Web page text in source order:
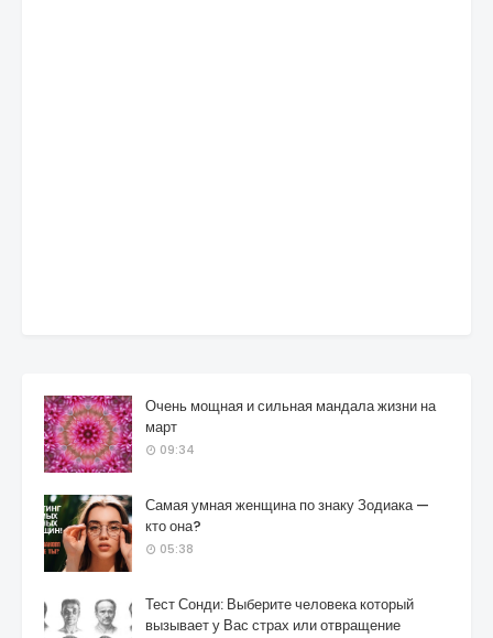
Очень мощная и сильная мандала жизни на
март
09:34
Самая умная женщина по знаку Зодиака —
кто она?
05:38
Тест Сонди: Выберите человека который
вызывает у Вас страх или отвращение